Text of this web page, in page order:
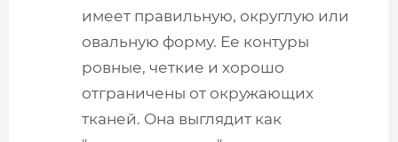
имеет правильную, округлую или
овальную форму. Ее контуры
ровные, четкие и хорошо
отграничены от окружающих
тканей. Она выглядит как